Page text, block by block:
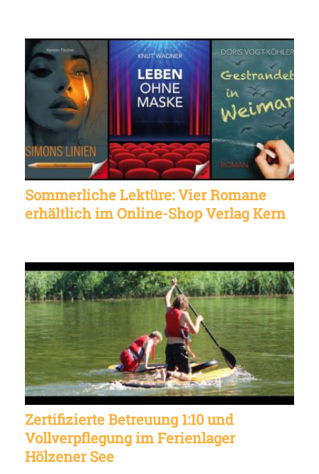
Sommerliche Lektüre: Vier Romane
erhältlich im Online-Shop Verlag Kern
Zertifizierte Betreuung 1:10 und
Vollverpflegung im Ferienlager
Hölzener See